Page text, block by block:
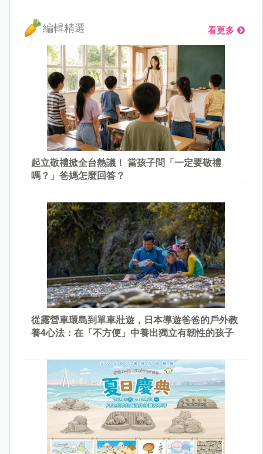
編輯精選 看更多
起立敬禮掀全台熱議！ 當孩子問「一定要敬禮
嗎？」爸媽怎麼回答？
從露營車環島到單車壯遊，日本導遊爸爸的戶外教
養4心法：在「不方便」中養出獨立有韌性的孩子